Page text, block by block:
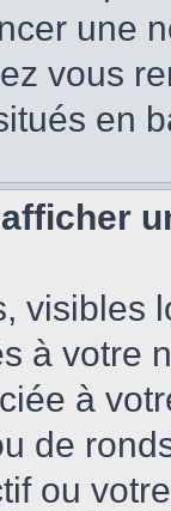
une
vous
en
à votre
à
de
ou